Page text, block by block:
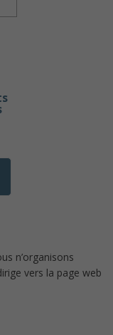
n’organisons
vers la page web